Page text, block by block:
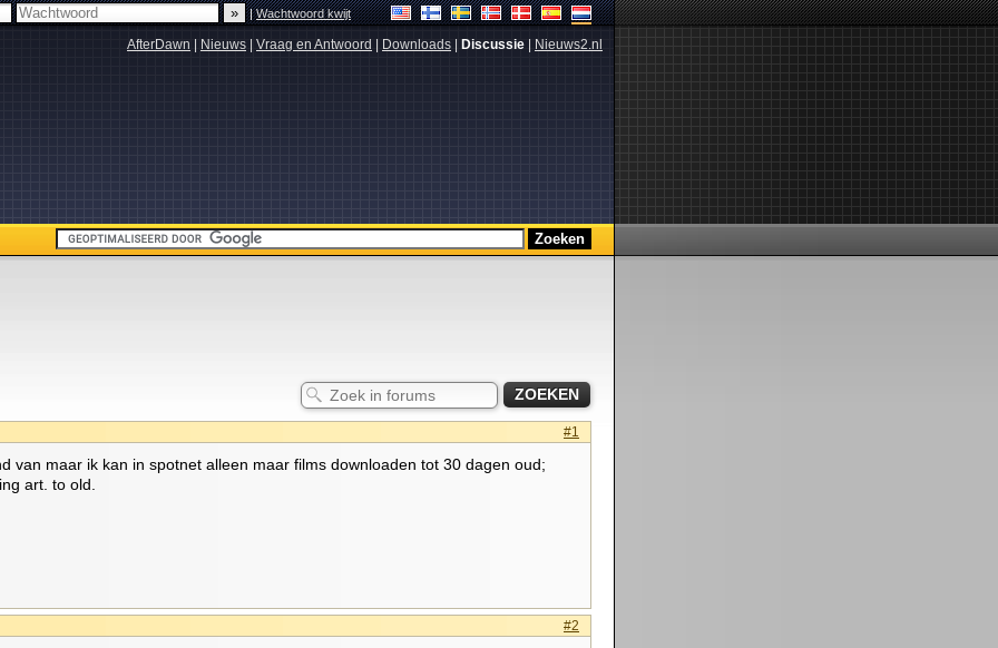
|Wachtwoord kwijt
AfterDawn Nieuws Vraag en Antwoord Downloads Discussie Nieuws2.nl
#1
van maar ik kan in spotnet alleen maar films downloaden tot 30 dagen oud;
art. to old.
#2